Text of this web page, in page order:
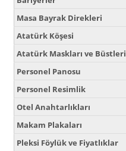
Masa Bayrak Direkleri
Atatürk Köşesi
Atatürk Maskları ve Büstleri
Personel Panosu
Personel Resimlik
Otel Anahtarlıkları
Makam Plakaları
Pleksi Föylük ve Fiyatlıklar